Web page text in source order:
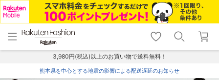
menu home
トップ
shopping_cart lock_outline
ログイン
3,980円(税込)以上のお買い物で送料無料！
熊本県を中心とする地震の影響による配送遅延のお知らせ